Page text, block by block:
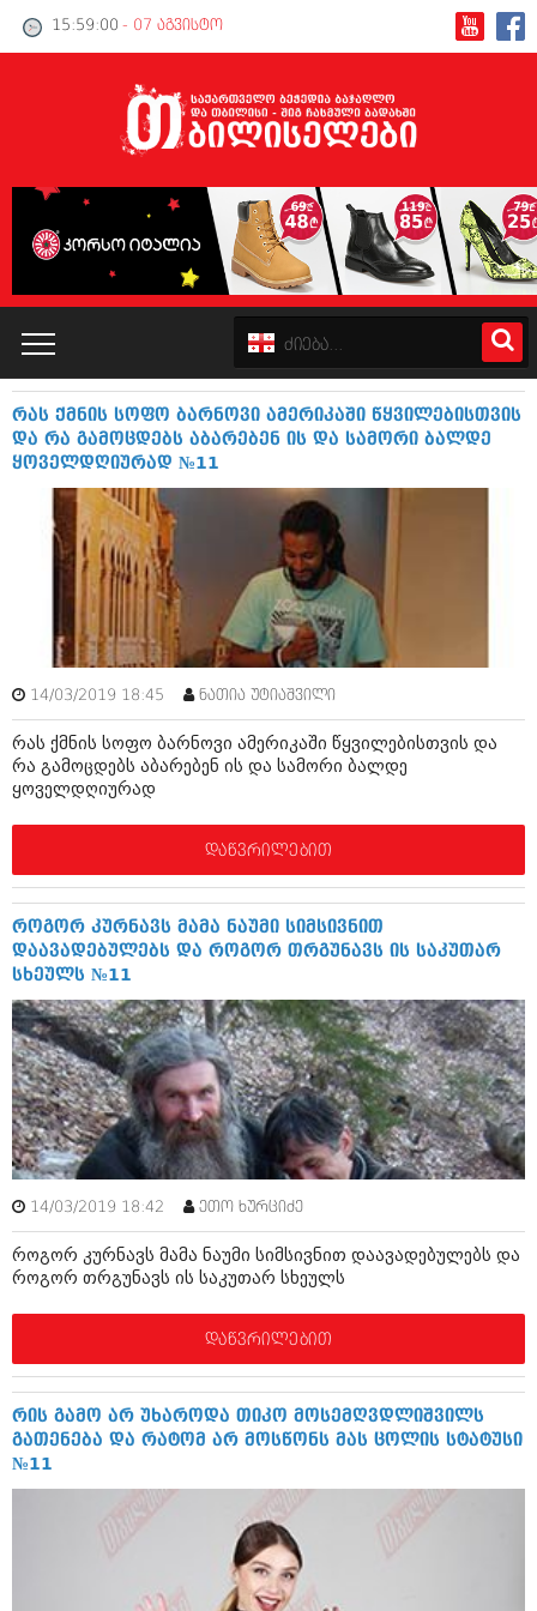
15:59:00 - 07 აგვისტო
პოლიტიკა
ინტერვიუები
ამბები
საზოგადოება
მოდი, ვილაპარაკოთ
მოდა + დიზაინი
რელიგია
მედიცინა
სპორტი
კადრს მიღმა
კულინარია
ავტორჩევები
ბელადები
ბიზნესსიახლეები
გვარები
თემიდას სასწორი
იუმორი
კალეიდოსკოპი
ჰოროსკოპი და შეუცნობელი
კრიმინალი
რომანი და დეტექტივი
კატალოგი
ინტერვიუები
ამბები
საზოგადოება
მოდი, ვილაპარაკოთ
მოდა + დიზაინი
რელიგია
კადრს მიღმა
კულინარია
ავტორჩევები
ბელადები
ბიზნესსიახლეები
გვარები
თემიდას სასწორი
იუმორი
კალეიდოსკოპი
კრიმინალი
რომანი და დეტექტივი
შოუბიზნესი
ქალი და მამაკაცი
რას ქმნის სოფო ბარნოვი ამერიკაში წყვილებისთვის
და რა გამოცდებს აბარებენ ის და სამორი ბალდე
ყოველდღიურად №11
14/03/2019 18:45 ნათია უტიაშვილი
რას ქმნის სოფო ბარნოვი ამერიკაში წყვილებისთვის და
რა გამოცდებს აბარებენ ის და სამორი ბალდე
ყოველდღიურად
დაწვრილებით
როგორ კურნავს მამა ნაუმი სიმსივნით
დაავადებულებს და როგორ თრგუნავს ის საკუთარ
სხეულს №11
14/03/2019 18:42 ეთო ხურციძე
როგორ კურნავს მამა ნაუმი სიმსივნით დაავადებულებს და
როგორ თრგუნავს ის საკუთარ სხეულს
დაწვრილებით
რის გამო არ უხაროდა თიკო მოსემღვდლიშვილს
გათენება და რატომ არ მოსწონს მას ცოლის სტატუსი
№11